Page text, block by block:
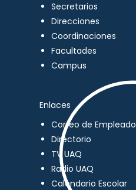
Secretarios
Direcciones
Coordinaciones
Facultades
Campus
Enlaces
Correo de
Directorio
TV UAQ
Radio UAQ
Calendario Escolar